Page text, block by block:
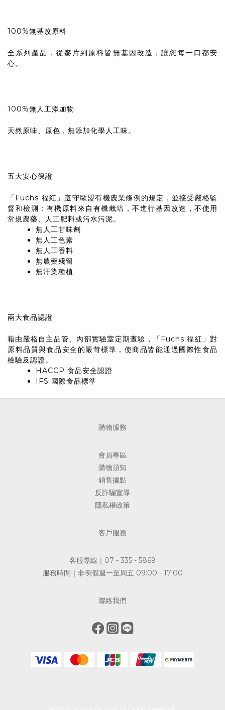
100%無基改原料
全系列產品，從麥片到原料皆無基因改造，讓您每一口都安
心。
100%無人工添加物
天然原味、原色，無添加化學人工味。
五大安心保證
「Fuchs 福紅」遵守歐盟有機農業條例的規定，並接受嚴格監
督和檢測：有機原料來自有機栽培，不進行基因改造，不使用
常規農藥、人工肥料或污水污泥。
無人工甘味劑
無人工色素
無人工香料
無農藥殘留
無汙染種植
兩大食品認證
藉由嚴格自主品管、內部實驗室定期查驗，「Fuchs 福紅」對
原料品質與食品安全的嚴苛標準，使商品皆能通過國際性食品
檢驗及認證。
HACCP 食品安全認證
IFS 國際食品標準
購物服務
會員專區
購物須知
銷售據點
反詐騙宣導
隱私權政策
客戶服務
客服專線｜07 - 335 - 5869
服務時間｜非例假週一至周五 09:00 - 17:00
聯絡我們